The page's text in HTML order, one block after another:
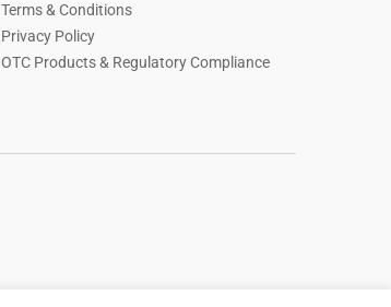
Terms & Conditions
Privacy Policy
OTC Products & Regulatory Compliance